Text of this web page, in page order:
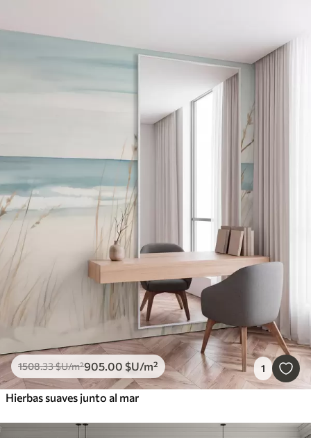
1508.33$U/m²905 .00 $U/m² 1
Hierbas suaves junto al mar